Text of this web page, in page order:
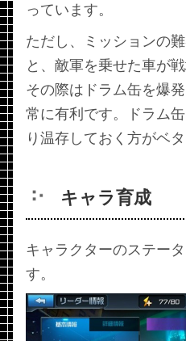
っています。
ただし、ミッションの
と、敵軍を乗せた車が
その際はドラム缶を爆
常に有利です。ドラム
り温存しておく方がベタ
キャラ育成
キャラクターのステー
す。